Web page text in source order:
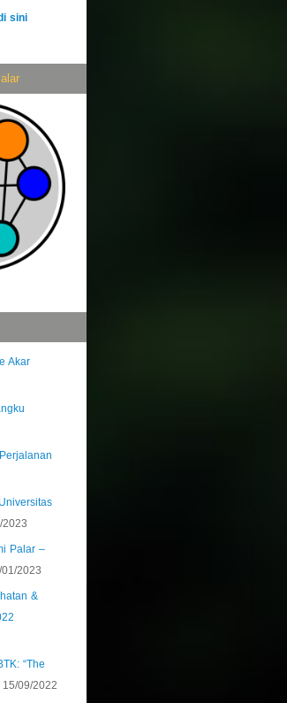
sini
Akar
2023
Palar –
2023
&
“The
15/09/2022